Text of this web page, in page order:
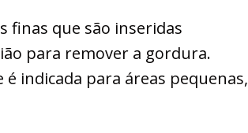
finas que são inseridas
para remover a gordura.
indicada para áreas pequenas,